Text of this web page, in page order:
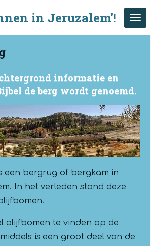
in Jeruzalem'!
informatie en
de berg wordt genoemd.
een bergrug of bergkam in
In het verleden stond deze
olijfbomen te vinden op de
is een groot deel van de